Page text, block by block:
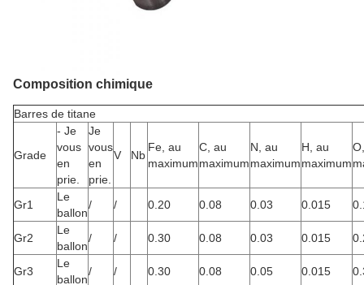
Composition chimique
Barres de titane
Grade
- Je
vous
en
prie.
Je
vous
en
prie.
V Nb
Fe, au
maximum
C, au
maximum
N, au
maximum
H, au
maximum
Gr1
Le
ballon
/ / 0.20 0.08 0.03 0.015
Gr2
Le
ballon
/ / 0.30 0.08 0.03 0.015
Gr3
Le
ballon
/ / 0.30 0.08 0.05 0.015